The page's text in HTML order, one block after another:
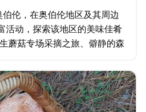
伯伦，在奥伯伦地区及其周边
活动，探索该地区的美味佳肴
蘑菇专场采摘之旅、僻静的森